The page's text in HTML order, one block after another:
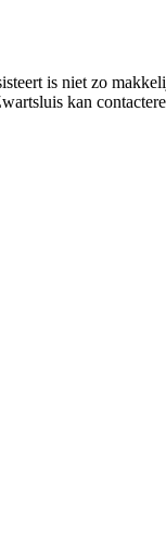
is niet zo
kan